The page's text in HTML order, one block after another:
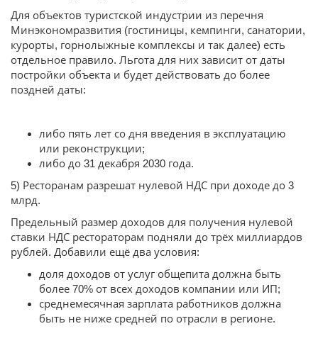
Для объектов туристской индустрии из перечня
Минэкономразвития (гостиницы, кемпинги, санатории,
курорты, горнолыжные комплексы и так далее) есть
отдельное правило. Льгота для них зависит от даты
постройки объекта и будет действовать до более
поздней даты:
либо пять лет со дня введения в эксплуатацию
или реконструкции;
либо до 31 декабря 2030 года.
5) Ресторанам разрешат нулевой НДС при доходе до 3
млрд.
Предельный размер доходов для получения нулевой
ставки НДС рестораторам подняли до трёх миллиардов
рублей. Добавили ещё два условия:
доля доходов от услуг общепита должна быть
более 70% от всех доходов компании или ИП;
среднемесячная зарплата работников должна
быть не ниже средней по отрасли в регионе.